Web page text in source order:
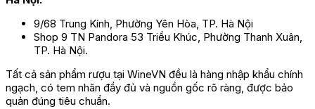
9/68 Trung Kính, Phường Yên Hòa, TP. Hà Nội
Shop 9 TN Pandora 53 Triều Khúc, Phường Thanh Xuân,
TP. Hà Nội.
Tất cả sản phẩm rượu tại WineVN đều là hàng nhập khẩu chính
ngạch, có tem nhãn đầy đủ và nguồn gốc rõ ràng, được bảo
quản đúng tiêu chuẩn.